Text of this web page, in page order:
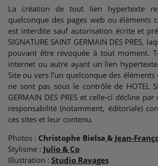
La création de tout lien hypertexte
quelconque des pages web ou éléments
est interdite sauf autorisation écrite et
SIGNATURE SAINT GERMAIN DES PRES,
pouvant être révoquée à tout moment.
internet ou autre ayant un lien
Site ou vers l’un quelconque des
ne sont pas sous le contrôle de HOTEL
GERMAIN DES PRES et celle-ci décline
responsabilité (notamment, éditoriale)
ces sites et leur contenu.
Photos : Christophe Bielsa & Jean-
Stylisme : Julio & Co
Illustration : Studio Ravages